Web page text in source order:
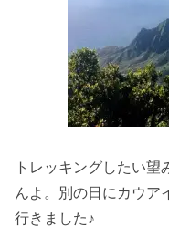
トレッキングしたい
んよ。別の日にカウ
行きました♪